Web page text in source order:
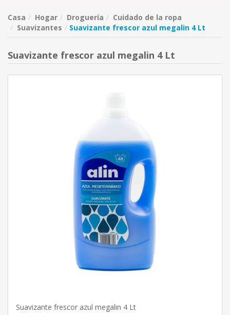
Casa Hogar Droguería
Cuidado de la ropa
Suavizantes
Suavizante frescor azul megalin 4 Lt
Suavizante frescor azul megalin 4 Lt
Suavizante frescor azul megalin 4 Lt